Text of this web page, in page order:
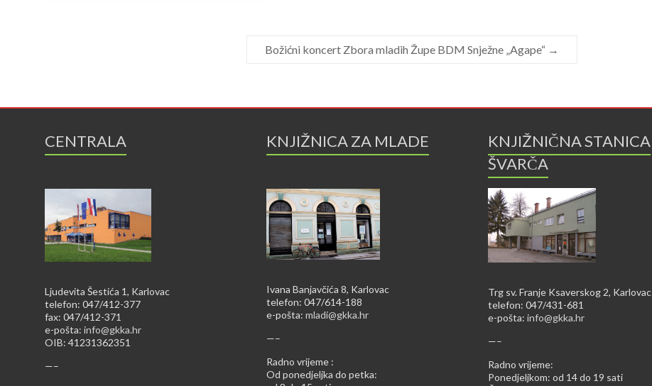
Božićni koncert Zbora mladih Župe BDM Snježne „Agape“ →
CENTRALA
Ljudevita Šestića 1, Karlovac
telefon: 047/412-377
fax: 047/412-371
e-pošta: info@gkka.hr
OIB: 41231362351
—–
KNJIŽNICA ZA MLADE
Ivana Banjavčića 8, Karlovac
telefon: 047/614-188
e-pošta: mladi@gkka.hr
—–
Radno vrijeme :
Od ponedjeljka do petka:
KNJIŽNIČNA STANICA
ŠVARČA
Trg sv. Franje Ksaverskog 2, Karlovac
telefon: 047/431-681
e-pošta: info@gkka.hr
—–
Radno vrijeme:
Ponedjeljkom: od 14 do 19 sati